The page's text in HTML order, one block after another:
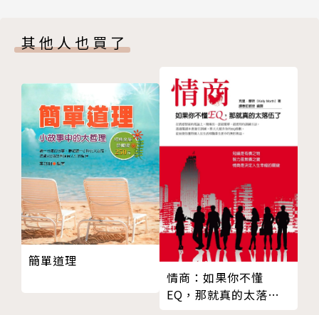
14.慢活，做自己時間的設計師
16.成為高級飯店、日式旅館的一流女客
17.世界觀升級的觀光客
18.優雅地享受異國的文化殿堂
19.有「錨」！
20.面由心生：「臉」是你人生的成續單
作者簡介
陳弘美
國際顧問，現居東京。外祖父許丙先生曾為日本貴族院
生於臺北市，國中畢業後就讀臺北美國學校、日本上智
Chapter 2 三分鐘內留下印象的社交達人
社交實力就是內涵的實力
如何和陌生人社交？
如何和討厭的人社交？
Chapter 3 測量自己的知性、感性全方位的舞台──
社交
社交的意義
社交必知的三大禮儀
Chapter 4 在餐廳約會，暴露假淑女的舉止
餐桌禮儀
和男士一流的互動，這些舉止暴露假淑女
Part 2 女人的四大配飾，名媛的流儀
Chapter 5 珠寶是僕，不是主
其他人也買了
簡單道理
情商：如果你不懂
EQ，那就真的太落伍